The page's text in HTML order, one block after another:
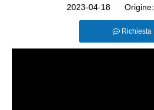
2023-04-18 Origine:
Richiesta